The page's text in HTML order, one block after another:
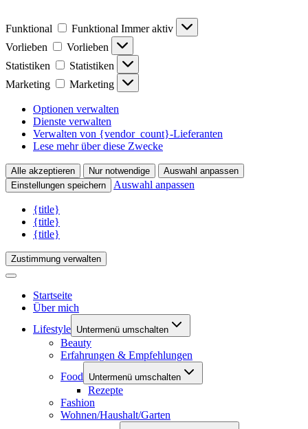
Funktional Funktional Immer aktiv
Vorlieben
Vorlieben
Statistiken
Statistiken
Marketing
Marketing
Optionen verwalten
Dienste verwalten
Verwalten von {vendor_count}-Lieferanten
Lese mehr über diese Zwecke
Alle akzeptieren Nur notwendige
Auswahl anpassen
Einstellungen speichern
Auswahl anpassen
{title}
{title}
{title}
Zustimmung verwalten
Startseite
Über mich
Lifestyle Untermenü umschalten
Beauty
Erfahrungen & Empfehlungen
Food
Untermenü umschalten
Rezepte
Fashion
Wohnen/Haushalt/Garten